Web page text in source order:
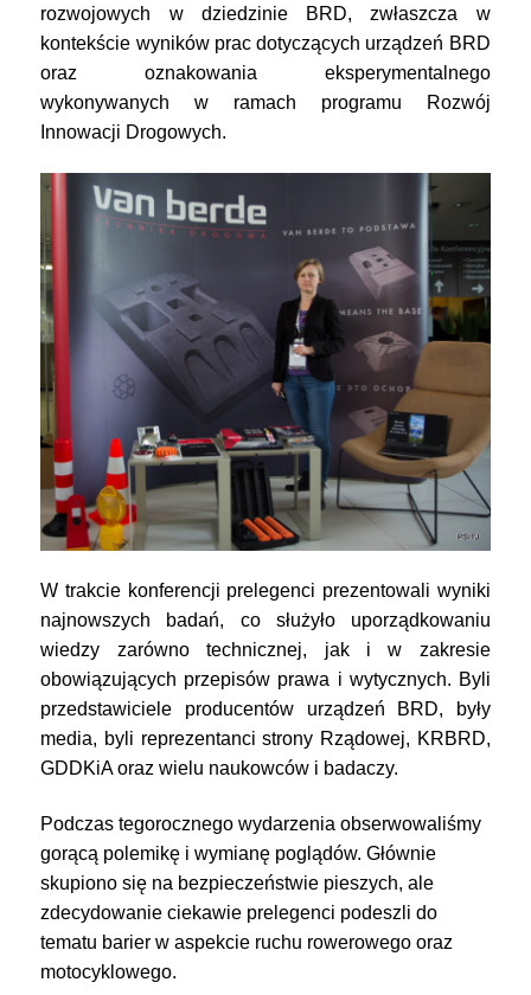
rozwojowych w dziedzinie BRD, zwłaszcza w
kontekście wyników prac dotyczących urządzeń BRD
oraz oznakowania eksperymentalnego
wykonywanych w ramach programu Rozwój
Innowacji Drogowych.
W trakcie konferencji prelegenci prezentowali wyniki
najnowszych badań, co służyło uporządkowaniu
wiedzy zarówno technicznej, jak i w zakresie
obowiązujących przepisów prawa i wytycznych. Byli
przedstawiciele producentów urządzeń BRD, były
media, byli reprezentanci strony Rządowej, KRBRD,
GDDKiA oraz wielu naukowców i badaczy.
Podczas tegorocznego wydarzenia obserwowaliśmy
gorącą polemikę i wymianę poglądów. Głównie
skupiono się na bezpieczeństwie pieszych, ale
zdecydowanie ciekawie prelegenci podeszli do
tematu barier w aspekcie ruchu rowerowego oraz
motocyklowego.